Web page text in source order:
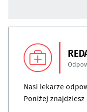
Nasi lekarze
Poniżej